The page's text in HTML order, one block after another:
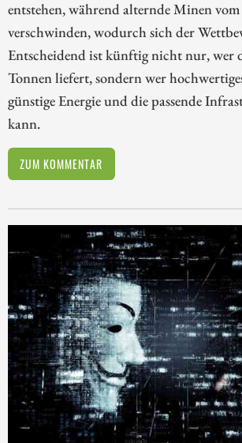
entstehen, während alternde Minen
verschwinden, wodurch sich der
Entscheidend ist künftig nicht nur, wer
Tonnen liefert, sondern wer
günstige Energie und die passende
kann.
ZUM KOMMENTAR